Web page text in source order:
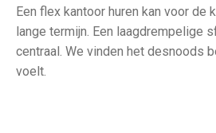
Een flex kantoor huren kan voor de
lange termijn. Een laagdrempelige
centraal. We vinden het desnoods
voelt.